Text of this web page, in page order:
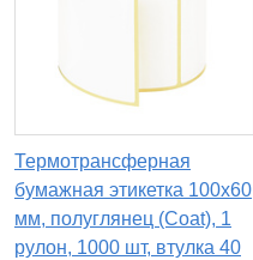
Термотрансферная
бумажная этикетка 100х60
мм, полуглянец (Coat), 1
рулон, 1000 шт, втулка 40